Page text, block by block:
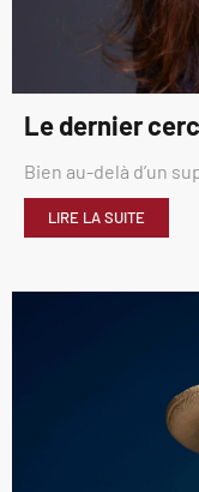
Le dernier
Bien au-delà d’un
LIRE LA SUITE